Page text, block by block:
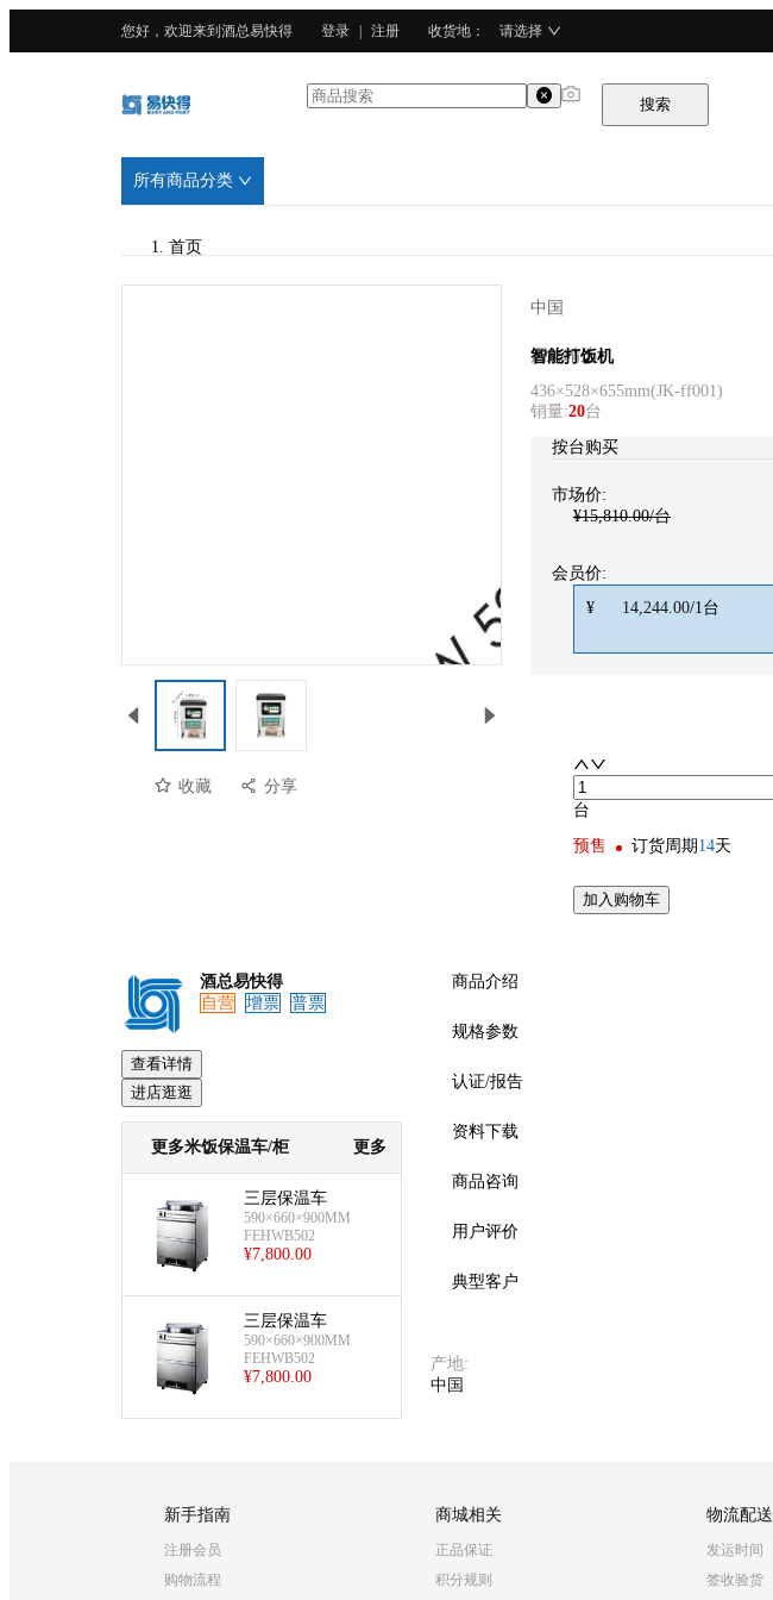
您好，欢迎来到酒总易快得 登录 注册 收货地 ： 请选择
搜索
所有商品分类
首页
预览
收藏 分享
中国
酒总精选
智能打饭机
436×528×655mm(JK-ff001)
销量:20台
按台购买
市场价:
¥15,810.00/台
会员价:
¥
14,244.00/1台
台
预售
订货周期 14天
加入购物车
酒总易快得
自营
增票 普票
查看详情
进店逛逛
更多米饭保温车/柜 更多
三层保温车
590×660×900MM
FEHWB502
¥7,800.00
三层保温车
590×660×900MM
FEHWB502
¥7,800.00
商品介绍
规格参数
认证/报告
资料下载
商品咨询
用户评价
典型客户
产地:
中国
新手指南
注册会员
购物流程
商城相关
正品保证
积分规则
物流配送
发运时间
签收验货